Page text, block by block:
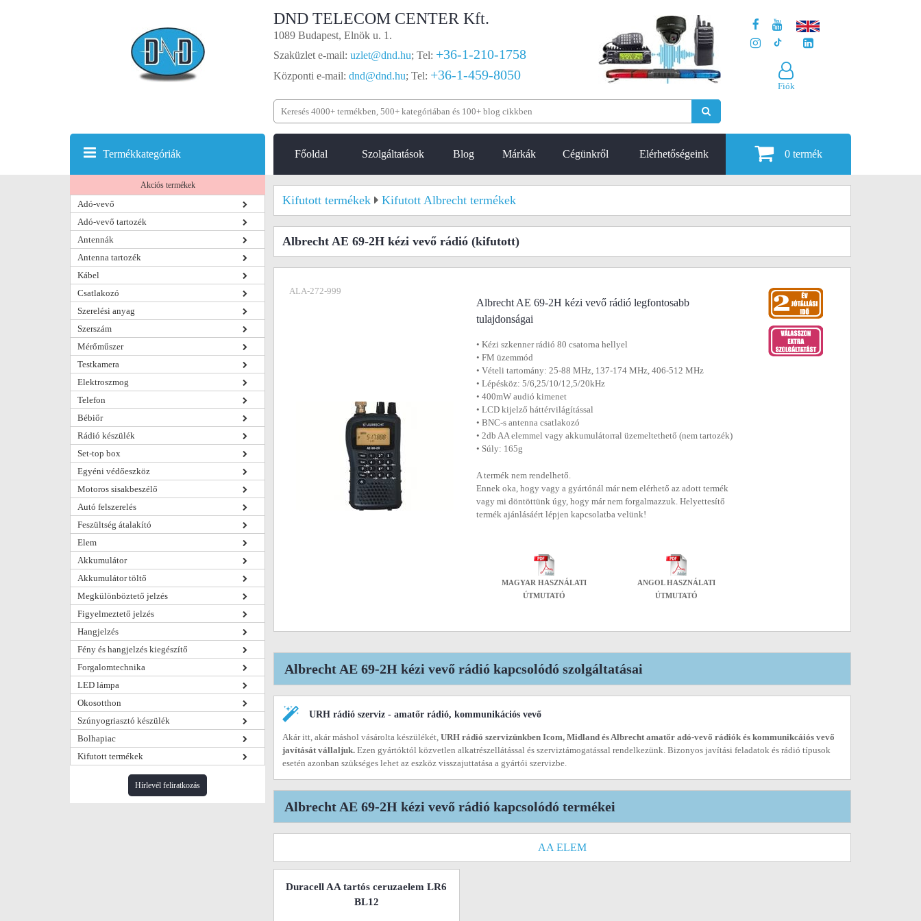
DND TELECOM CENTER Kft.
1089 Budapest, Elnök u. 1.
Szaküzlet e-mail: uzlet@dnd.hu; Tel: +36-1-210-1758
Központi e-mail: dnd@dnd.hu; Tel: +36-1-459-8050
Fiók
Főoldal Szolgáltatások Blog Márkák Cégünkről Elérhetőségeink 0 termék
Termékkategóriák
Akciós termékek
Adó-vevő
Adó-vevő tartozék
Antennák
Antenna tartozék
Kábel
Csatlakozó
Szerelési anyag
Szerszám
Mérőműszer
Testkamera
Elektroszmog
Telefon
Bébiőr
Rádió készülék
Set-top box
Egyéni védőeszköz
Motoros sisakbeszélő
Autó felszerelés
Feszültség átalakító
Elem
Akkumulátor
Akkumulátor töltő
Megkülönböztető jelzés
Figyelmeztető jelzés
Hangjelzés
Fény és hangjelzés kiegészítő
Forgalomtechnika
LED lámpa
Okosotthon
Szúnyogriasztó készülék
Bolhapiac
Kifutott termékek
Hírlevél feliratkozás
Kifutott termékek Kifutott Albrecht termékek
Albrecht AE 69-2H kézi vevő rádió (kifutott)
ALA-272-999
Albrecht AE 69-2H kézi vevő rádió legfontosabb
tulajdonságai
• Kézi szkenner rádió 80 csatorna hellyel
• FM üzemmód
• Vételi tartomány: 25-88 MHz, 137-174 MHz, 406-512 MHz
• Lépésköz: 5/6,25/10/12,5/20kHz
• 400mW audió kimenet
• LCD kijelző háttérvilágítással
• BNC-s antenna csatlakozó
• 2db AA elemmel vagy akkumulátorral üzemeltethető (nem tartozék)
• Súly: 165g
A termék nem rendelhető.
Ennek oka, hogy vagy a gyártónál már nem elérhető az adott termék
vagy mi döntöttünk úgy, hogy már nem forgalmazzuk. Helyettesítő
termék ajánlásáért lépjen kapcsolatba velünk!
MAGYAR HASZNÁLATI
ÚTMUTATÓ
ANGOL HASZNÁLATI
ÚTMUTATÓ
Albrecht AE 69-2H kézi vevő rádió kapcsolódó szolgáltatásai
URH rádió szerviz - amatőr rádió, kommunikációs vevő
Akár itt, akár máshol vásárolta készülékét, URH rádió szervizünkben Icom, Midland és Albrecht amatőr adó-vevő rádiók és kommunikcáiós vevő
javítását vállaljuk. Ezen gyártóktól közvetlen alkatrészellátással és szerviztámogatással rendelkezünk. Bizonyos javítási feladatok és rádió típusok
esetén azonban szükséges lehet az eszköz visszajuttatása a gyártói szervizbe.
Albrecht AE 69-2H kézi vevő rádió kapcsolódó termékei
AA ELEM
Duracell AA tartós ceruzaelem LR6
BL12